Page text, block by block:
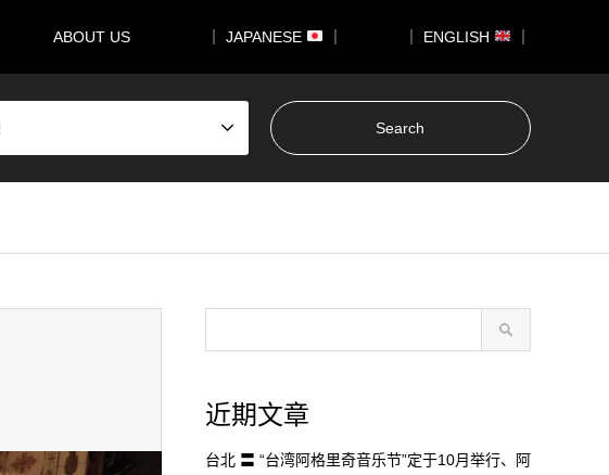
ABOUT US ｜ JAPANESE ｜ ENGLISH
近期文章
台北 〓 “台湾阿格里奇音乐节”定于10月举行、阿